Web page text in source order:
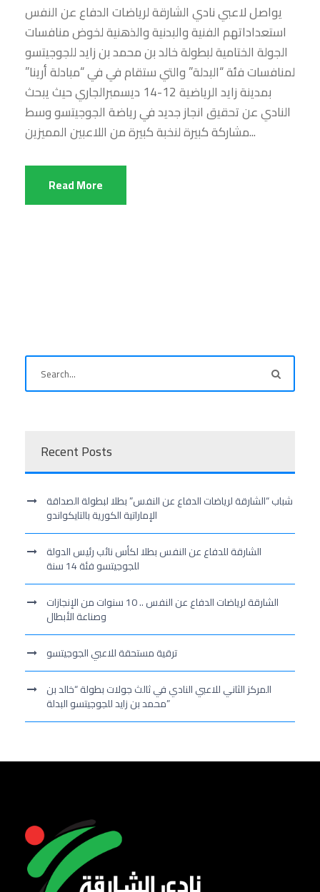
يواصل لاعبي نادي الشارقة لرياضات الدفاع عن النفس
استعداداتهم الفنية والبدنية والذهنية لخوض منافسات
الجولة الختامية لبطولة خالد بن محمد بن زايد للجوجيتسو
لمنافسات فئة “البدلة” والتي ستقام في في “مبادلة أرينا”
بمدينة زايد الرياضية 12-14 ديسمبرالجاري حيث يبحث
النادي عن تحقيق انجاز جديد في رياضة الجوجيتسو وسط
مشاركة كبيرة لنخبة كبيرة من اللاعبين المميزين...
Read More
Recent Posts
شباب “الشارقة لرياضات الدفاع عن النفس” بطلا لبطولة الصداقة
الإماراتية الكورية بالتايكواندو
الشارقة للدفاع عن النفس بطلا لكأس نائب رئيس الدولة
للجوجيتسو فئة 14 سنة
الشارقة لرياضات الدفاع عن النفس .. 10 سنوات من الإنجازات
وصناعة الأبطال
ترقية مستحقة للاعبي الجوجيتسو
المركز الثاني للاعبي النادي في ثالث جولات بطولة “خالد بن
محمد بن زايد للجوجيتسو البدلة”